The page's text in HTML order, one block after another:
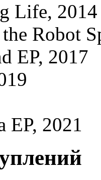
Life, 2014
Robot
EP, 2017
EP, 2021